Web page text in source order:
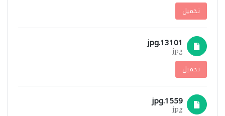
تحميل
13101.jpg
jpg
تحميل
1559.jpg
jpg